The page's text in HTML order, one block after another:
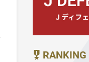
RANKING